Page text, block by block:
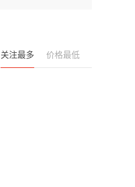
关注最多 价格最低